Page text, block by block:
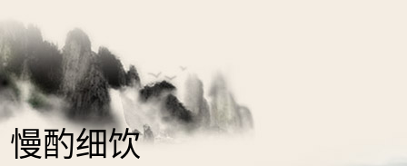
慢酌细饮